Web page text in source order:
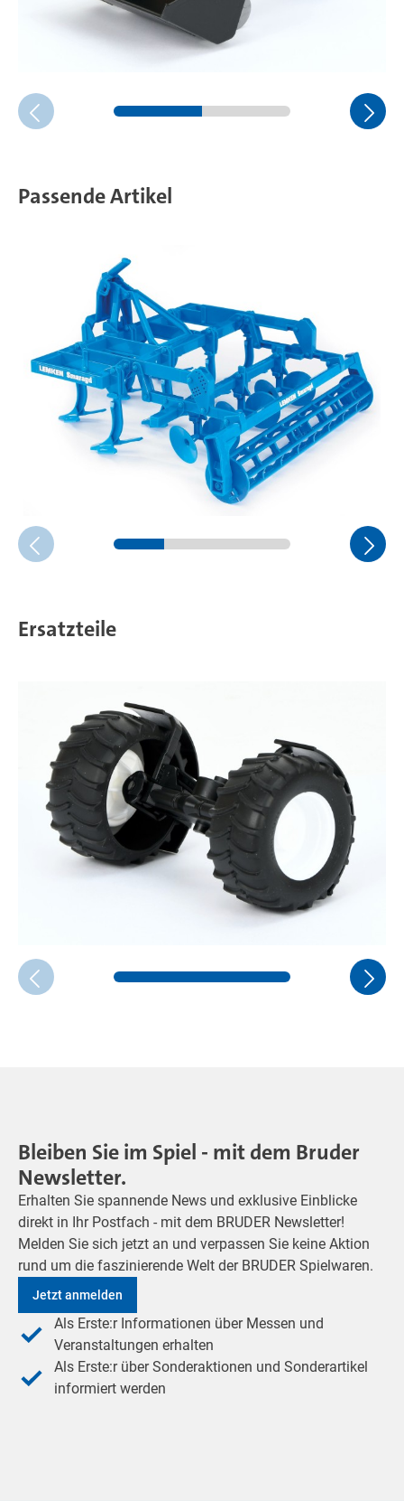
Passende Artikel
Ersatzteile
Bleiben Sie im Spiel - mit dem Bruder
Newsletter.
Erhalten Sie spannende News und exklusive Einblicke
direkt in Ihr Postfach - mit dem BRUDER Newsletter!
Melden Sie sich jetzt an und verpassen Sie keine Aktion
rund um die faszinierende Welt der BRUDER Spielwaren.
Jetzt anmelden
Als Erste:r Informationen über Messen und
Veranstaltungen erhalten
Als Erste:r über Sonderaktionen und Sonderartikel
informiert werden